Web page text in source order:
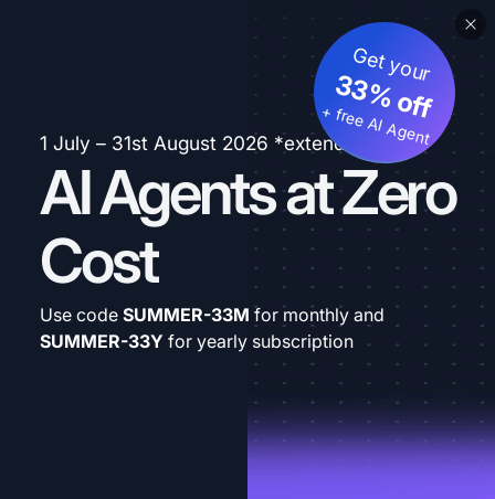
1 July – 31st August 2026 *extended
AI Agents at Zero
Cost
Get your
33% off
+ free AI Agent
Use code SUMMER-33M for monthly and
SUMMER-33Y for yearly subscription